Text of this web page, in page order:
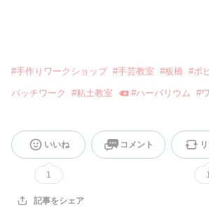
#手作りワークショップ #手芸教室 #板橋 #ポ
パッチワーク #粘土教室 #ハーバリウム #
いいね
1
コメント
1
記事をシェア